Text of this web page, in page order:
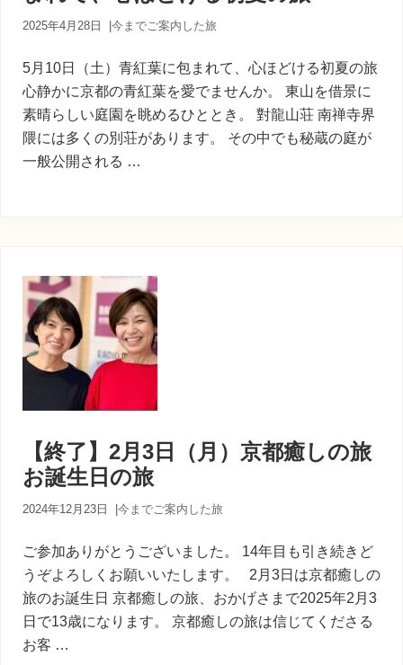
2025年4月28日 今までご案内した旅
5月10日（土）青紅葉に包まれて、心ほどける初夏の旅
心静かに京都の青紅葉を愛でませんか。 東山を借景に
素晴らしい庭園を眺めるひととき。 對龍山荘 南禅寺界
隈には多くの別荘があります。 その中でも秘蔵の庭が
一般公開される …
【終了】2月3日（月）京都癒しの旅
お誕生日の旅
2024年12月23日 今までご案内した旅
ご参加ありがとうございました。 14年目も引き続きど
うぞよろしくお願いいたします。 2月3日は京都癒しの
旅のお誕生日 京都癒しの旅、おかげさまで2025年2月3
日で13歳になります。 京都癒しの旅は信じてくださる
お客 …